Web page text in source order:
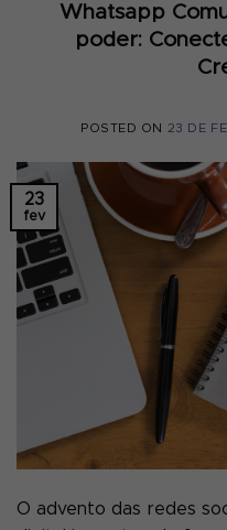
Whatsapp
poder:
POSTED ON 23 DE
23
fev
O advento das redes